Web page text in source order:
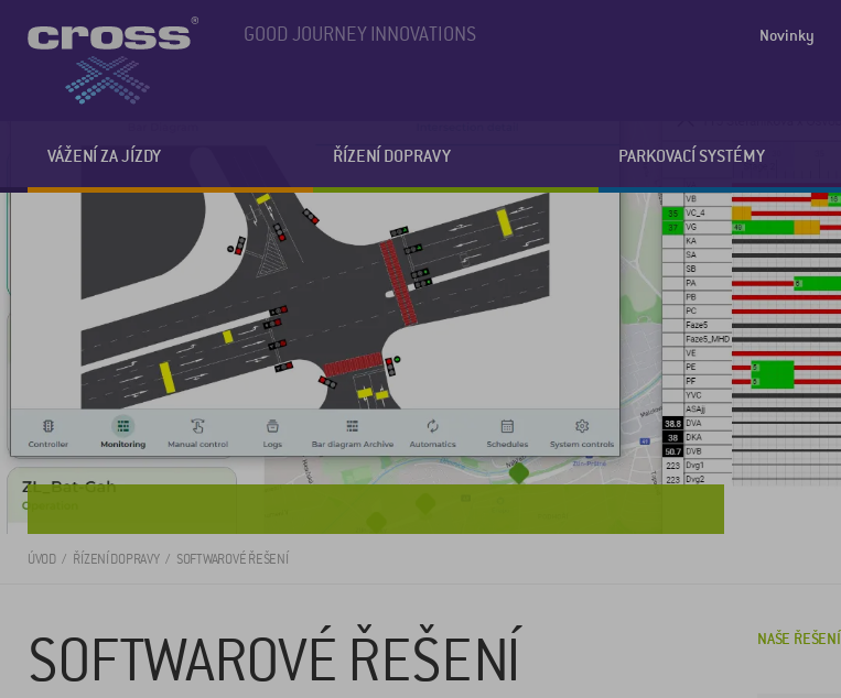
GOOD JOURNEY INNOVATIONS
VÁŽENÍ ZA JÍZDY ŘÍZENÍ DOPRAVY PARKOVACÍ SYSTÉMY
Novinky
ÚVOD ŘÍZENÍ DOPRAVY SOFTWAROVÉ ŘEŠENÍ
SOFTWAROVÉ ŘEŠENÍ NAŠE ŘEŠENÍ